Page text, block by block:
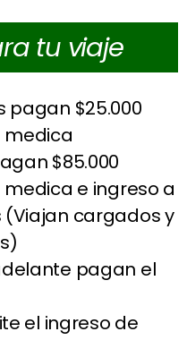
tu viaje
pagan $25.000
$85.000
e ingreso a
cargados y
pagan el
el ingreso de